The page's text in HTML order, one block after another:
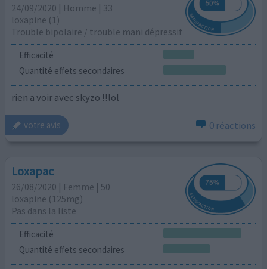
24/09/2020 | Homme | 33
loxapine (1)
Trouble bipolaire / trouble mani dépressif
Efficacité
Quantité effets secondaires
rien a voir avec skyzo !!lol
votre avis 0 réactions
Loxapac
26/08/2020 | Femme | 50
loxapine (125mg)
Pas dans la liste
Efficacité
Quantité effets secondaires